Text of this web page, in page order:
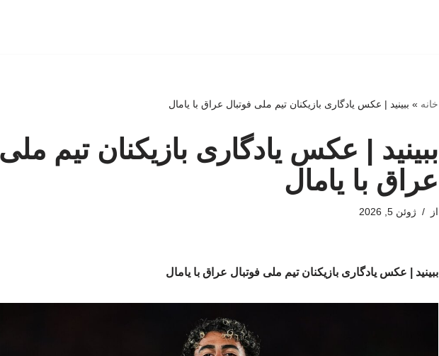
خانه » ببینید | عکس یادگاری بازیکنان تیم ملی فوتبال عراق با یامال
ببینید | عکس یادگاری بازیکنان تیم
عراق با یامال
از ژوئن 5, 2026
ببینید | عکس یادگاری بازیکنان تیم ملی فوتبال عراق با یامال